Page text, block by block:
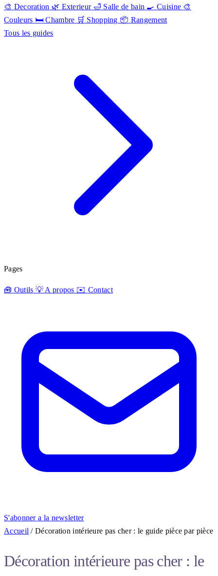
🎨 Decoration 🌿 Exterieur 🛁 Salle de bain 🍳 Cuisine 🎨
Couleurs 🛏️ Chambre 🛒 Shopping 📦 Rangement
Tous les guides
Pages
🧰 Outils 💡 A propos ✉️ Contact
S'abonner a la newsletter
Accueil / Décoration intérieure pas cher : le guide pièce par pièce
Décoration intérieure pas cher : le